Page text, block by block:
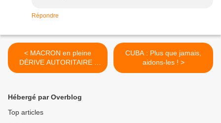
Répondre
< MACRON en pleine
DÉRIVE AUTORITAIRE :
opposants unissez-vous !
CUBA : Plus que jamais,
aidons-les ! >
Hébergé par Overblog
Top articles